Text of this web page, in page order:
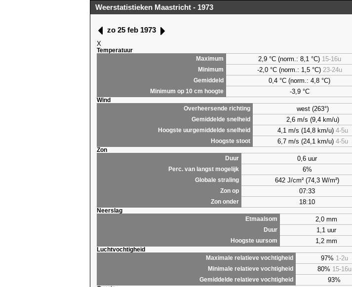
Weerstatistieken Maastricht - 1973
zo 25 feb 1973
X
Temperatuur
Maximum
2,9°C (norm.: 8,1 °C) 15-16u
Minimum -2,0 °C (norm.: 1,5 °C) 23-24u
Gemiddeld 0,4 °C (norm.: 4,8 °C)
Minimum op 10 cm hoogte -3,9 °C
Wind
Overheersende richting
west (263°)
Gemiddelde snelheid 2,6 m/s (9,4 km/u)
Hoogste uurgemiddelde snelheid 4,1 m/s (14,8 km/u)4-5u
Hoogste stoot 6,7 m/s (24,1 km/u)4-5u
Zon
Duur
0,6 uur
Perc. van langst mogelijk 6%
Globale straling 642 J/cm² (74,3 W/m²)
Zon op 07:33
Zon onder 18:10
Neerslag
Etmaalsom
2,0 mm
Duur 1,1 uur
Hoogste uursom 1,2 mm
Luchtvochtigheid
Maximale relatieve vochtigheid
97% 1-2u
Minimale relatieve vochtigheid 80% 15-16u
Gemiddelde relatieve vochtigheid 93%